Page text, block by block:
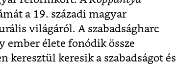
a 19. századi magyar
világáról. A szabadságharc
ember élete fonódik össze
keresztül keresik a szabadságot és